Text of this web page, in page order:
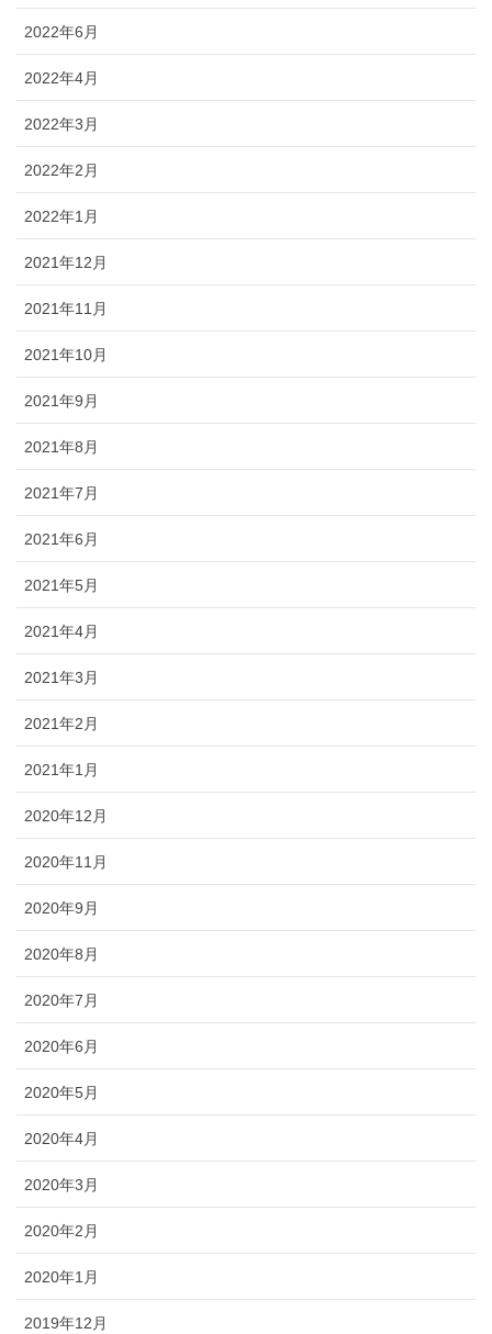
2022年6月
2022年4月
2022年3月
2022年2月
2022年1月
2021年12月
2021年11月
2021年10月
2021年9月
2021年8月
2021年7月
2021年6月
2021年5月
2021年4月
2021年3月
2021年2月
2021年1月
2020年12月
2020年11月
2020年9月
2020年8月
2020年7月
2020年6月
2020年5月
2020年4月
2020年3月
2020年2月
2020年1月
2019年12月